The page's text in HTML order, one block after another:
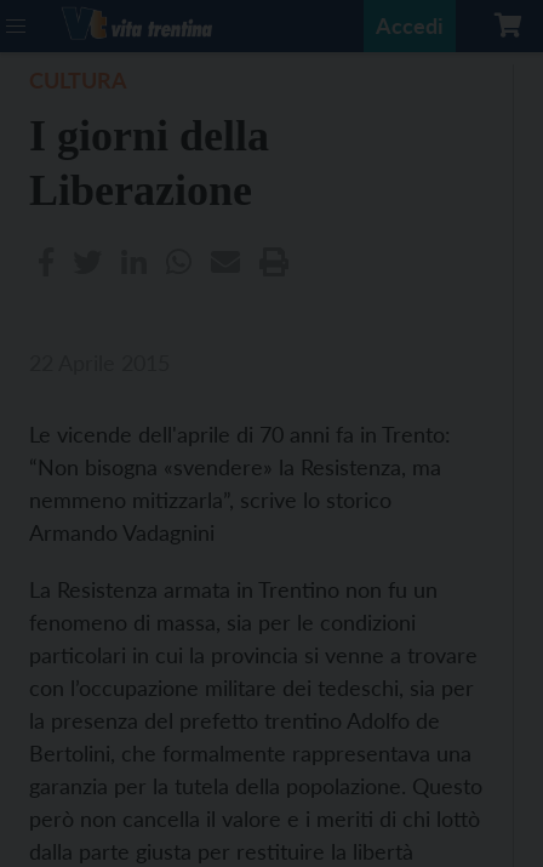
Accedi
I giorni della
Liberazione
Le vicende dell'aprile di 70 anni fa in Trento:
“Non bisogna «svendere» la Resistenza, ma
nemmeno mitizzarla”, scrive lo storico
Armando Vadagnini
La Resistenza armata in Trentino non fu un
fenomeno di massa, sia per le condizioni
particolari in cui la provincia si venne a trovare
con l’occupazione militare dei tedeschi, sia per
la presenza del prefetto trentino Adolfo de
Bertolini, che formalmente rappresentava una
garanzia per la tutela della popolazione. Questo
però non cancella il valore e i meriti di chi lottò
dalla parte giusta per restituire la libertà